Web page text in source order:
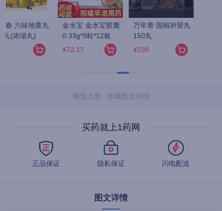
继续上滑，加载图文详情
买药就上1药网
正品保证 隐私保证 闪电配送
图文详情